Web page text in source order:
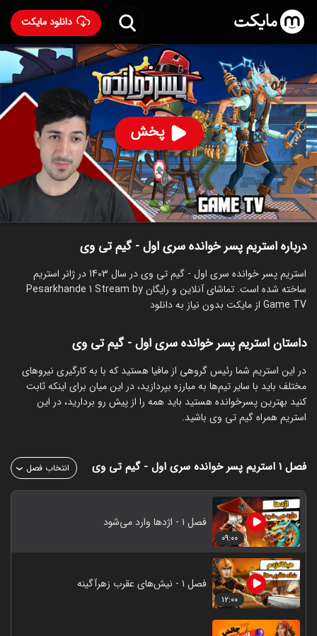
دانلود مایکت
پخش
استریم پسر خوانده سری اول - گیم تی ویساخت 1403
83% گیم تی وی
ساخت ایران سال 1403
رده سنی ۱۳+
استریم
توضیحات قسمت‌ها
درباره استریم پسر خوانده سری اول - گیم تی وی
استریم پسر خوانده سری اول - گیم تی وی در سال 1403 در ژانر استریم
ساخته شده است. تماشای آنلاین و رایگان Pesarkhande 1 Stream by
Game TV از مایکت بدون نیاز به دانلود
داستان استریم پسر خوانده سری اول - گیم تی وی
‏در این استریم شما رئیس گروهی از مافیا هستید که با به کارگیری نیروهای
مختلف باید با سایر تیم‌ها به مبارزه بپردازید، در این میان برای اینکه ثابت
کنید بهترین پسرخوانده هستید باید همه را از پیش رو بردارید، در این
استریم همراه گیم تی وی باشید.
فصل ۱ استریم پسر خوانده سری اول - گیم تی وی انتخاب فصل
۰۹:۰۰
فصل ۱ - اژدها وارد می‌شود
۱۲:۰۰
فصل ۱ - نیش‌های عقرب زهرآگینه